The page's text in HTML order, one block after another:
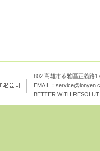
802 高雄市苓雅區正義
EMAIL：
BETTER WITH